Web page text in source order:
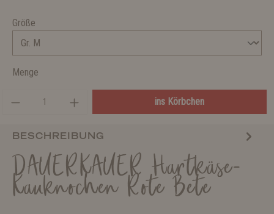
Größe
Menge
ins Körbchen
BESCHREIBUNG
DAUERKAUER Hartkäse-
Kauknochen Rote Bete